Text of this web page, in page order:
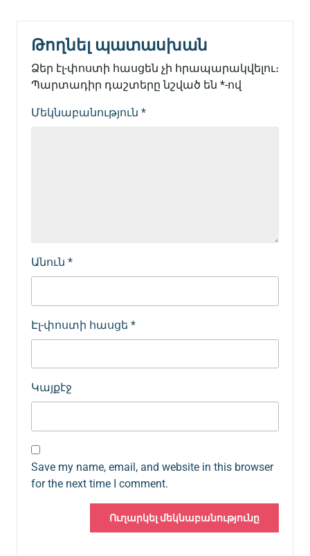
Թողնել պատասխան
Ձեր էլ-փոստի հասցեն չի հրապարակվելու։
Պարտադիր դաշտերը նշված են *-ով
Մեկնաբանություն *
Անուն *
Էլ-փոստի հասցե *
Կայքէջ
Save my name, email, and website in this browser
for the next time I comment.